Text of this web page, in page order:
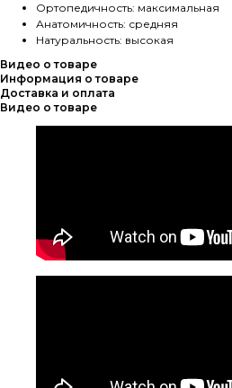
Ортопедичность: максимальная
Анатомичность: средняя
Натуральность: высокая
Видео о товаре
Информация о товаре
Доставка и оплата
Видео о товаре